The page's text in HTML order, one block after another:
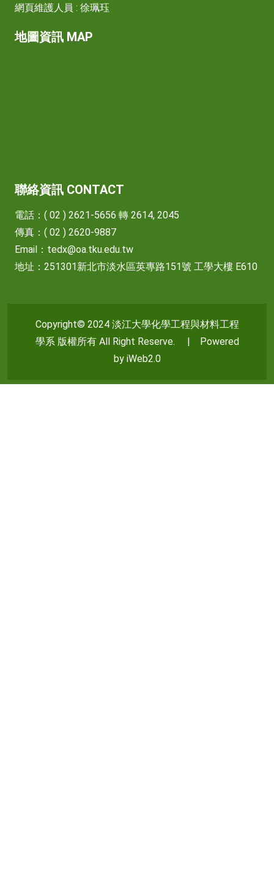
網頁維護人員 : 徐珮珏
地圖資訊 MAP
聯絡資訊 CONTACT
電話：( 02 ) 2621-5656 轉 2614, 2045
傳真：( 02 ) 2620-9887
Email： tedx@oa.tku.edu.tw
地址：251301新北市淡水區英專路151號 工學大樓 E610
Copyright© 2024 淡江大學化學工程與材料工程
學系 版權所有 All Right Reserve. | Powered
by iWeb2.0